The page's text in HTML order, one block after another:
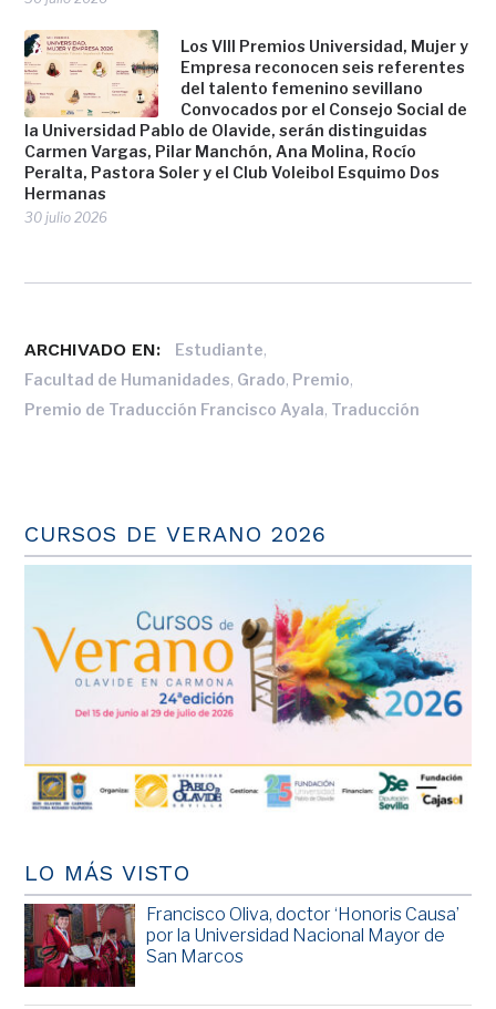
Los VIII Premios Universidad, Mujer y
Empresa reconocen seis referentes
del talento femenino sevillano
Convocados por el Consejo Social de
la Universidad Pablo de Olavide, serán distinguidas
Carmen Vargas, Pilar Manchón, Ana Molina, Rocío
Peralta, Pastora Soler y el Club Voleibol Esquimo Dos
Hermanas
30 julio 2026
ARCHIVADO EN: Estudiante,
Facultad de Humanidades, Grado, Premio,
Premio de Traducción Francisco Ayala, Traducción
CURSOS DE VERANO 2026
LO MÁS VISTO
Francisco Oliva, doctor ‘Honoris Causa’
por la Universidad Nacional Mayor de
San Marcos